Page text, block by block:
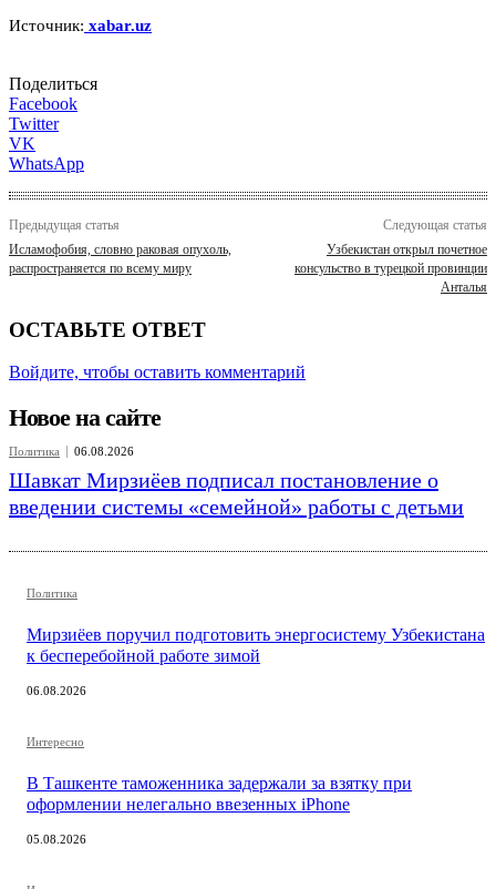
Источник: xabar.uz
Поделиться
Facebook
Twitter
VK
WhatsApp
Предыдущая статья
Исламофобия, словно раковая опухоль,
распространяется по всему миру
Следующая статья
Узбекистан открыл почетное
консульство в турецкой провинции
Анталья
ОСТАВЬТЕ ОТВЕТ
Войдите, чтобы оставить комментарий
Новое на сайте
Политика 06.08.2026
Шавкат Мирзиёев подписал постановление о
введении системы «семейной» работы с детьми
Политика
Мирзиёев поручил подготовить энергосистему Узбекистана
к бесперебойной работе зимой
06.08.2026
Интересно
В Ташкенте таможенника задержали за взятку при
оформлении нелегально ввезенных iPhone
05.08.2026